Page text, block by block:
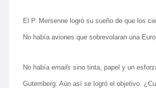
El P. Mersenne logró su sueño de que los
No había aviones que sobrevolaran una
No había emails sino tinta, papel y un
Gutemberg. Aún así se logró el objetivo.